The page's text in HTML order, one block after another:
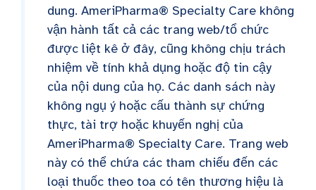
dung. AmeriPharma® Specialty Care không
vận hành tất cả các trang web/tổ chức
được liệt kê ở đây, cũng không chịu trách
nhiệm về tính khả dụng hoặc độ tin cậy
của nội dung của họ. Các danh sách này
không ngụ ý hoặc cấu thành sự chứng
thực, tài trợ hoặc khuyến nghị của
AmeriPharma® Specialty Care. Trang web
này có thể chứa các tham chiếu đến các
loại thuốc theo toa có tên thương hiệu là